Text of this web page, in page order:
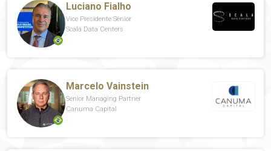
Luciano Fialho
Vice Presidente Sênior
Scala Data Centers
Marcelo Vainstein
Senior Managing Partner
Canuma Capital